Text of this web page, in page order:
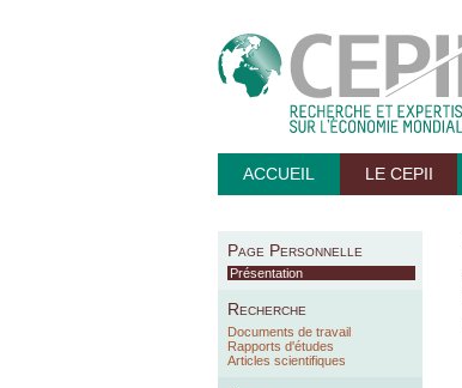
ACCUEIL LE CEPII
Page Personnelle
Présentation
Recherche
Documents de travail
Rapports d'études
Articles scientifiques